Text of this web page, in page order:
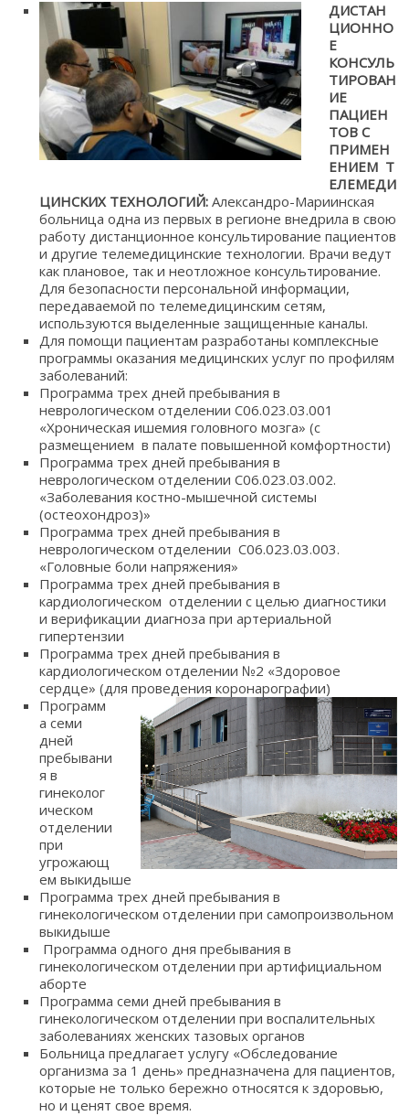
ДИСТАН
ЦИОННО
Е
КОНСУЛЬ
ТИРОВАН
ИЕ
ПАЦИЕН
ТОВ С
ПРИМЕН
ЕНИЕМ Т
ЕЛЕМЕДИ
ЦИНСКИХ ТЕХНОЛОГИЙ: Александро-Мариинская
больница одна из первых в регионе внедрила в свою
работу дистанционное консультирование пациентов
и другие телемедицинские технологии. Врачи ведут
как плановое, так и неотложное консультирование.
Для безопасности персональной информации,
передаваемой по телемедицинским сетям,
используются выделенные защищенные каналы.
Для помощи пациентам разработаны комплексные
программы оказания медицинских услуг по профилям
заболеваний:
Программа трех дней пребывания в
неврологическом отделении С06.023.03.001
«Хроническая ишемия головного мозга» (с
размещением в палате повышенной комфортности)
Программа трех дней пребывания в
неврологическом отделении С06.023.03.002.
«Заболевания костно-мышечной системы
(остеохондроз)»
Программа трех дней пребывания в
неврологическом отделении С06.023.03.003.
«Головные боли напряжения»
Программа трех дней пребывания в
кардиологическом отделении с целью диагностики
и верификации диагноза при артериальной
гипертензии
Программа трех дней пребывания в
кардиологическом отделении №2 «Здоровое
сердце» (для проведения коронарографии)
Программ
а семи
дней
пребывани
я в
гинеколог
ическом
отделении
при
угрожающ
ем выкидыше
Программа трех дней пребывания в
гинекологическом отделении при самопроизвольном
выкидыше
Программа одного дня пребывания в
гинекологическом отделении при артифициальном
аборте
Программа семи дней пребывания в
гинекологическом отделении при воспалительных
заболеваниях женских тазовых органов
Больница предлагает услугу «Обследование
организма за 1 день» предназначена для пациентов,
которые не только бережно относятся к здоровью,
но и ценят свое время.